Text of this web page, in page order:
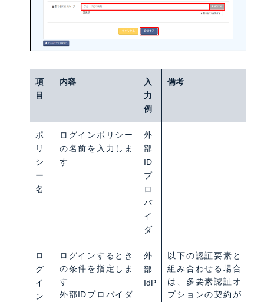
項
目
内容
入
力
例
備考
ポ
リ
シ
ー
名
ログインポリシー
の名前を入力しま
す
外
部
ID
プ
ロ
バ
イ
ダ
ロ
グ
イ
ン
ログインするとき
の条件を指定しま
す
外部IDプロバイダ
外
部
IdP
以下の認証要素と
組み合わせる場合
は、多要素認証オ
プションの契約が